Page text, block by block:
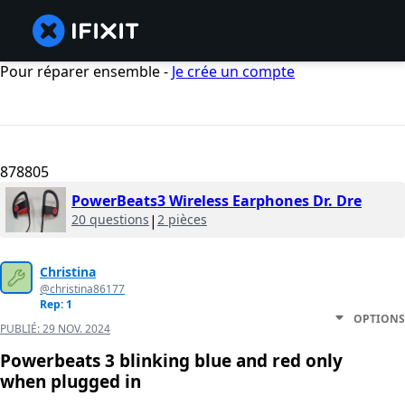
Pour réparer ensemble - Je crée un compte
878805
PowerBeats3 Wireless Earphones Dr. Dre
20 questions | 2 pièces
Christina
@christina86177
Rep: 1
PUBLIÉ:29 NOV. 2024
OPTIONS
Powerbeats 3 blinking blue and red only
when plugged in